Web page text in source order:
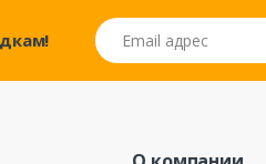
Email адрес